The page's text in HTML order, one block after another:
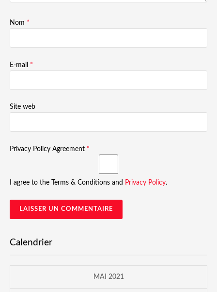
Nom *
E-mail *
Site web
Privacy Policy Agreement *
I agree to the Terms & Conditions and Privacy Policy.
Calendrier
MAI 2021